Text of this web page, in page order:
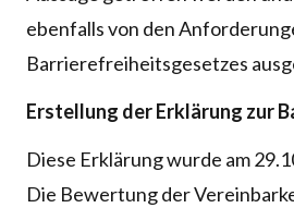
ebenfalls von den
Barrierefreiheitsgesetzes
Erstellung der Erklärung zur
Diese Erklärung wurde am
Die Bewertung der